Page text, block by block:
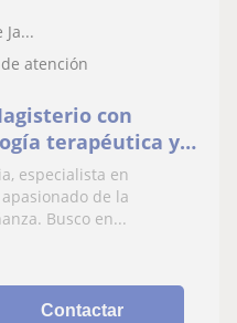
atención
con
terapéutica y
especialista en
de la
Busco en...
Contactar